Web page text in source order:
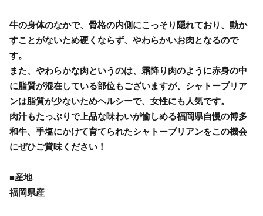
牛の身体のなかで、骨格の内側にこっそり隠れており、動か
すことがないため硬くならず、やわらかいお肉となるので
す。
また、やわらかな肉というのは、霜降り肉のように赤身の中
に脂質が混在している部位もございますが、シャトーブリア
ンは脂質が少ないためヘルシーで、女性にも人気です。
肉汁もたっぷりで上品な味わいが愉しめる福岡県自慢の博多
和牛、手塩にかけて育てられたシャトーブリアンをこの機会
にぜひご賞味ください！
■産地
福岡県産